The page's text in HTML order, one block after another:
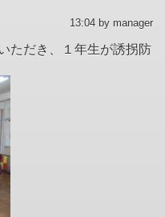
13:04 by manager
ただき、１年生が誘拐防